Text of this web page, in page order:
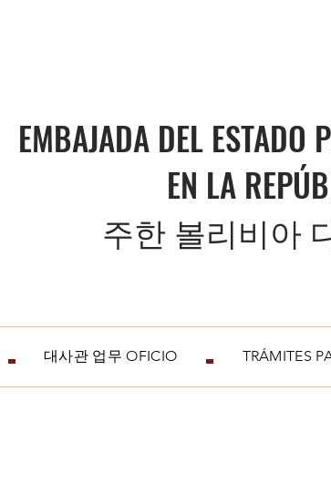
EMBAJADA DEL
EN LA
주한 볼리비아
대사관 업무 OFICIO TRÁMITES